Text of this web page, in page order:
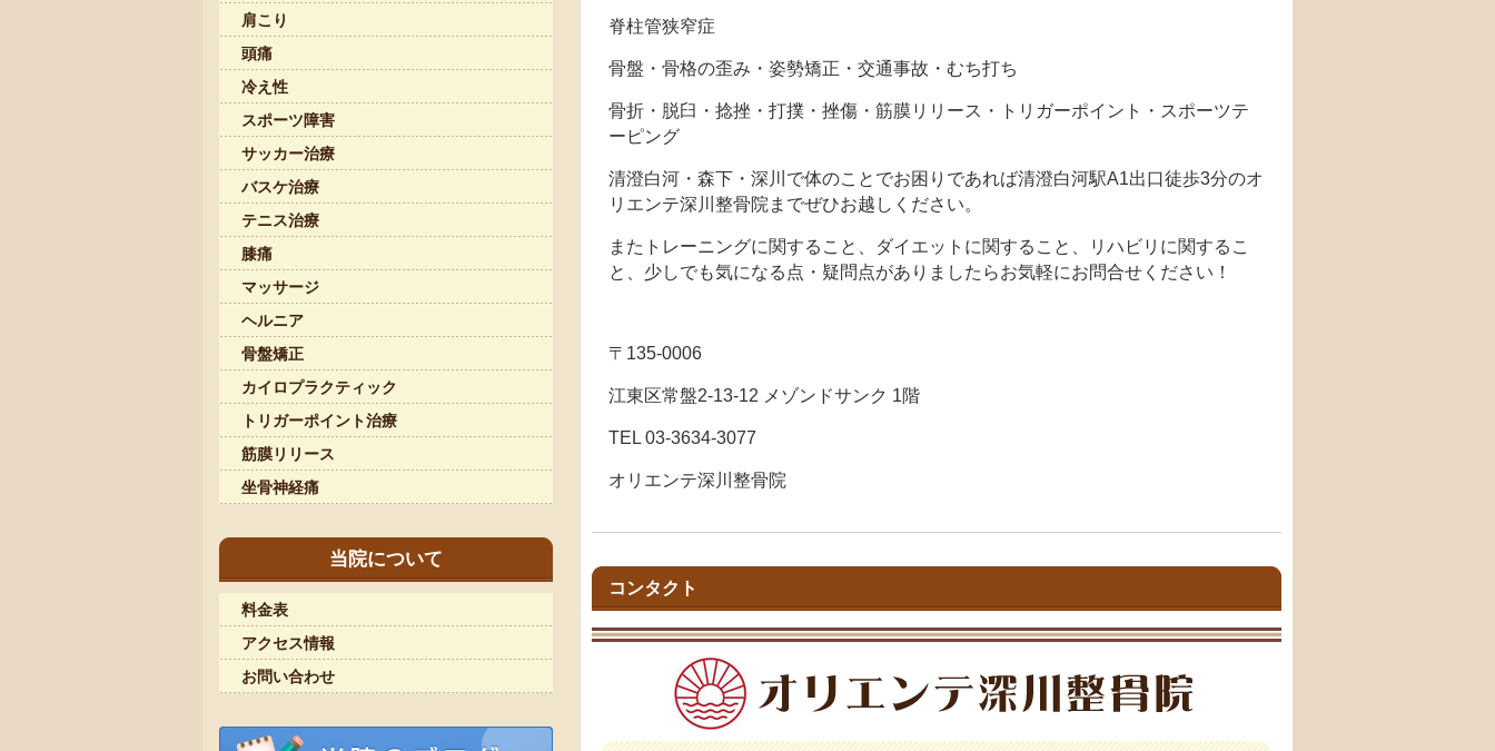
脊柱管狭窄症
骨盤・骨格の歪み・姿勢矯正・交通事故・むち打ち
骨折・脱臼・捻挫・打撲・挫傷・筋膜リリース・トリガーポイント・スポーツテ
ーピング
清澄白河・森下・深川で体のことでお困りであれば清澄白河駅A1出口徒歩3分のオ
リエンテ深川整骨院までぜひお越しください。
またトレーニングに関すること、ダイエットに関すること、リハビリに関するこ
と、少しでも気になる点・疑問点がありましたらお気軽にお問合せください！
〒135-0006
江東区常盤2-13-12 メゾンドサンク 1階
TEL 03-3634-3077
オリエンテ深川整骨院
コンタクト
肩こり
頭痛
冷え性
スポーツ障害
サッカー治療
バスケ治療
テニス治療
膝痛
マッサージ
ヘルニア
骨盤矯正
カイロプラクティック
トリガーポイント治療
筋膜リリース
坐骨神経痛
当院について
料金表
アクセス情報
お問い合わせ